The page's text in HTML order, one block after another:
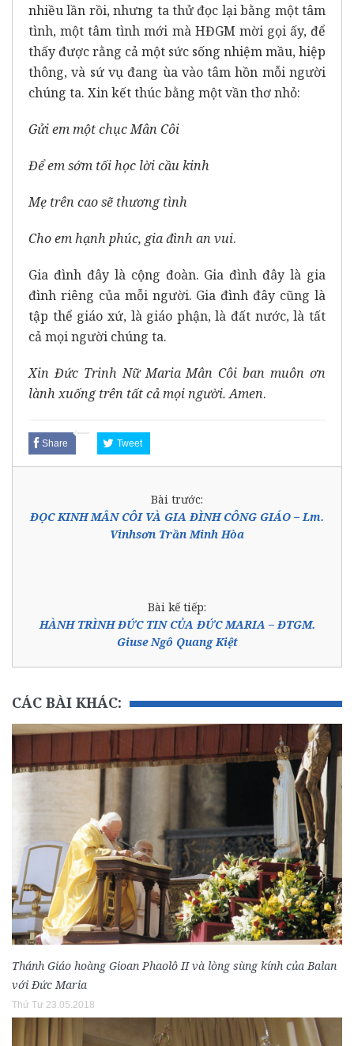
nhiều lần rồi, nhưng ta thử đọc lại bằng một tâm
tình, một tâm tình mới mà HĐGM mời gọi ấy, để
thấy được rằng cả một sức sống nhiệm mầu, hiệp
thông, và sứ vụ đang ùa vào tâm hồn mỗi người
chúng ta. Xin kết thúc bằng một vần thơ nhỏ:
Gửi em một chục Mân Côi
Để em sớm tối học lời cầu kinh
Mẹ trên cao sẽ thương tình
Cho em hạnh phúc, gia đình an vui.
Gia đình đây là cộng đoàn. Gia đình đây là gia
đình riêng của mỗi người. Gia đình đây cũng là
tập thể giáo xứ, là giáo phận, là đất nước, là tất
cả mọi người chúng ta.
Xin Đức Trinh Nữ Maria Mân Côi ban muôn ơn
lành xuống trên tất cả mọi người. Amen.
Share Tweet
Bài trước:
ĐỌC KINH MÂN CÔI VÀ GIA ĐÌNH CÔNG GIÁO – Lm.
Vinhsơn Trần Minh Hòa
Bài kế tiếp:
HÀNH TRÌNH ĐỨC TIN CỦA ĐỨC MARIA – ĐTGM.
Giuse Ngô Quang Kiệt
CÁC BÀI KHÁC:
Thánh Giáo hoàng Gioan Phaolô II và lòng sùng kính của Balan
với Đức Maria
Thứ Tư 23.05.2018